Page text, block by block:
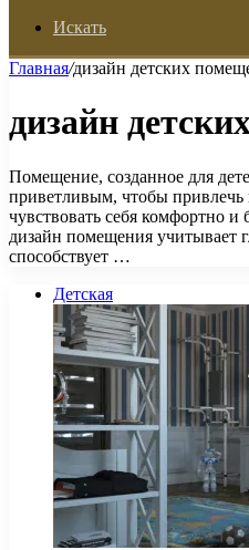
Искать
Главная/дизайн детских
дизайн
Помещение, созданное для
приветливым, чтобы
чувствовать себя комфортно
дизайн помещения учитывает
способствует …
Детская